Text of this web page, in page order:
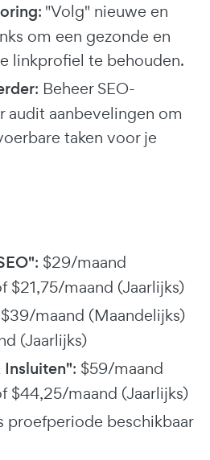
: "Volg" nieuwe en
om een gezonde en
linkprofiel te behouden.
: Beheer SEO-
audit aanbevelingen om
taken voor je
: $29/maand
$21,75/maand (Jaarlijks)
maand (Maandelijks)
(Jaarlijks)
Insluiten": $59/maand
$44,25/maand (Jaarlijks)
proefperiode beschikbaar